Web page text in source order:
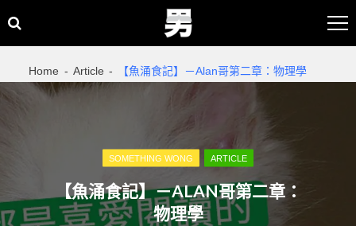
to
to
Home Article 【魚涌食記】－Alan哥第二章：物理學
SOMETHING WONG ARTICLE
【魚涌食記】－ALAN哥第二章：
物理學